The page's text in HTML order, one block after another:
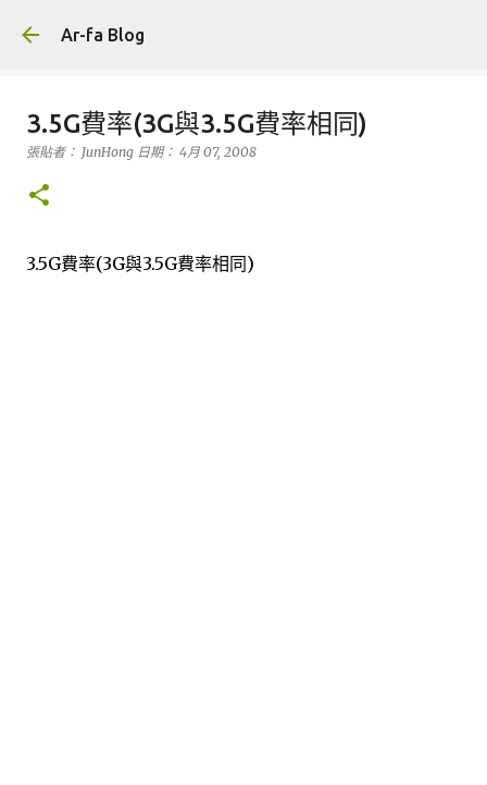
Ar-fa Blog
3.5G費率(3G與3.5G費率相同)
張貼者： JunHong 日期： 4月 07, 2008
3.5G費率(3G與3.5G費率相同)